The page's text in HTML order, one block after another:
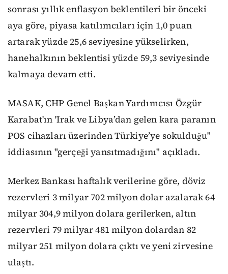
sonrası yıllık enflasyon beklentileri bir önceki
aya göre, piyasa katılımcıları için 1,0 puan
artarak yüzde 25,6 seviyesine yükselirken,
hanehalkının beklentisi yüzde 59,3 seviyesinde
kalmaya devam etti.
MASAK, CHP Genel Başkan Yardımcısı Özgür
Karabat'ın 'Irak ve Libya’dan gelen kara paranın
POS cihazları üzerinden Türkiye’ye sokulduğu"
iddiasının "gerçeği yansıtmadığını" açıkladı.
Merkez Bankası haftalık verilerine göre, döviz
rezervleri 3 milyar 702 milyon dolar azalarak 64
milyar 304,9 milyon dolara gerilerken, altın
rezervleri 79 milyar 481 milyon dolardan 82
milyar 251 milyon dolara çıktı ve yeni zirvesine
ulaştı.